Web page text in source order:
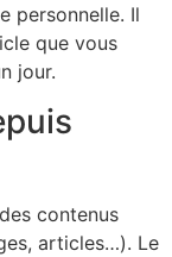
personnelle. Il
que vous
jour.
contenus
articles…). Le